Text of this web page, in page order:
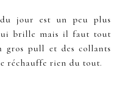
jour est un peu plus
brille mais il faut tout
gros pull et des collants
réchauffe rien du tout.